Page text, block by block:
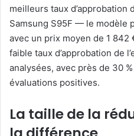
meilleurs taux d’approbation
Samsung S95F — le modèle
avec un prix moyen de 1
faible taux d’approbation de
analysées, avec près de 30
évaluations positives.
La taille de la